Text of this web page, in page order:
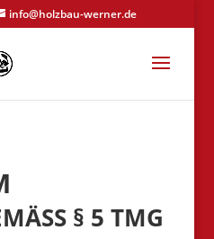
info@holzbau-werner.de
§ 5 TMG